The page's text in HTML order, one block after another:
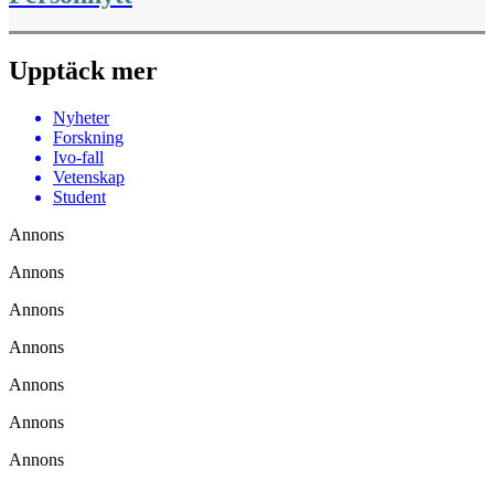
Upptäck mer
Nyheter
Forskning
Ivo-fall
Vetenskap
Student
Annons
Annons
Annons
Annons
Annons
Annons
Annons